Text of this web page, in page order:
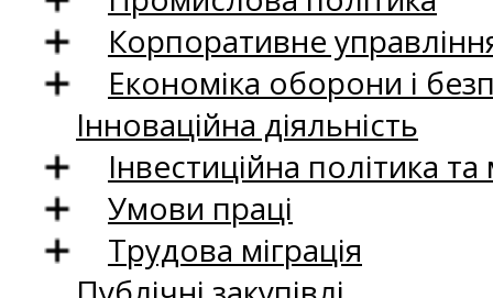
Корпоративне
Економіка оборони і
Інноваційна діяльність
Інвестиційна політика
Умови праці
Трудова міграція